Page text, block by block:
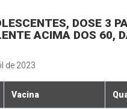
DOSE 3
ACIMA DOS 60,
de 2023
Vacina